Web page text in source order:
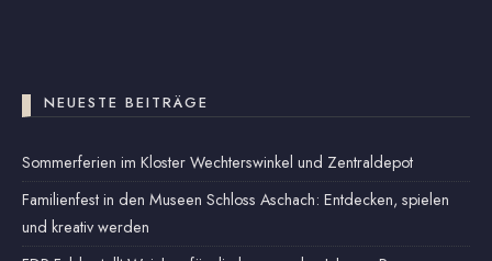
NEUESTE BEITRÄGE
Sommerferien im Kloster Wechterswinkel und Zentraldepot
Familienfest in den Museen Schloss Aschach: Entdecken, spielen
und kreativ werden